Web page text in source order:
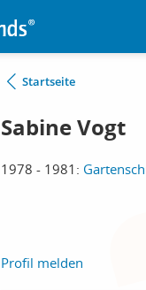
Startseite
Sabine Vogt
1978 - 1981:
Profil melden